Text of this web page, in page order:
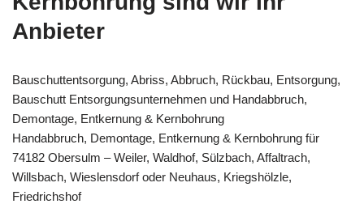
Anbieter
Bauschuttentsorgung, Abriss, Abbruch, Rückbau, Entsorgung,
Bauschutt Entsorgungsunternehmen und Handabbruch,
Demontage, Entkernung & Kernbohrung
Handabbruch, Demontage, Entkernung & Kernbohrung für
74182 Obersulm – Weiler, Waldhof, Sülzbach, Affaltrach,
Willsbach, Wieslensdorf oder Neuhaus, Kriegshölzle,
Friedrichshof